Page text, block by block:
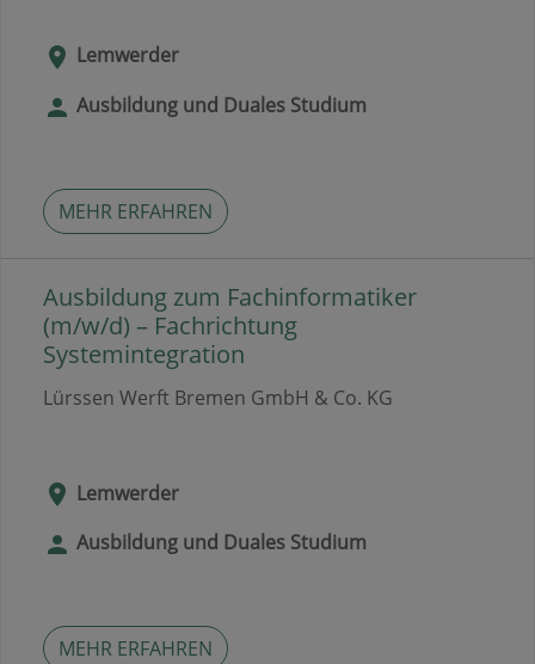
Lemwerder
Ausbildung und Duales Studium
MEHR ERFAHREN
Ausbildung zum Fachinformatiker
(m/w/d) – Fachrichtung
Systemintegration
Lürssen Werft Bremen GmbH & Co. KG
Lemwerder
Ausbildung und Duales Studium
MEHR ERFAHREN